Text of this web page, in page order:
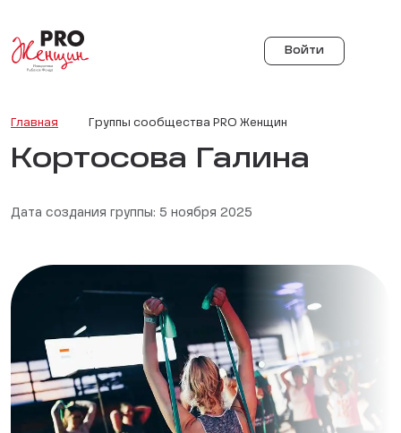
Войти
Главная Группы сообщества PRO Женщин
Кортосова Галина
Дата создания группы: 5 ноября 2025